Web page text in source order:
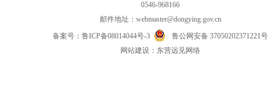
0546-968166
邮件地址： webmaster@dongying.gov.cn
备案号： 鲁ICP备08014044号-3
鲁公网安备 37050202371221号
网站建设： 东营远见网络